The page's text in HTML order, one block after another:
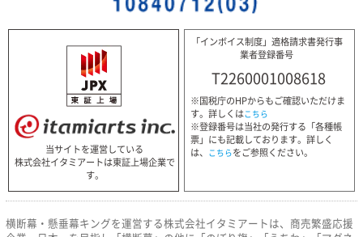
当サイトを運営している
株式会社イタミアートは東証上場企業で
す。
「インボイス制度」適格請求書発行事
業者登録番号
T2260001008618
※国税庁のHPからもご確認いただけま
す。詳しくはこちら
※登録番号は当社の発行する「各種帳
票」にも記載しております。詳しく
は、 こちらをご参照ください。
横断幕・懸垂幕キングを運営する株式会社イタミアートは、商売繁盛応援